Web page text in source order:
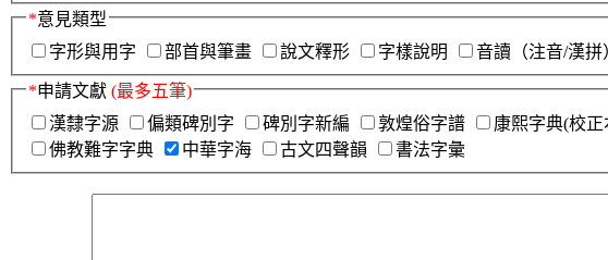
*意見類型
字形與用字
部首與筆畫 說文釋形 字樣說明 音讀（注音/漢拼
*申請文獻 (最多五筆)
漢隸字源
偏類碑別字 碑別字新編 敦煌俗字譜 康熙字典(校正
佛教難字字典
中華字海 古文四聲韻 書法字彙